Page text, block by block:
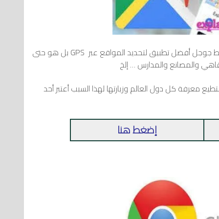
تطبيق ثالث تابع للشركة العالمية جوجل ألا وهو خرائط جوجل أفضل تطبيق لتحديد المواقع عبر GPS بل هو حتى
والمصانع والمدارس … إلخ
كل دول العالم وزيارتها لهذا السبب أعتبر أحد
إضغط هنا